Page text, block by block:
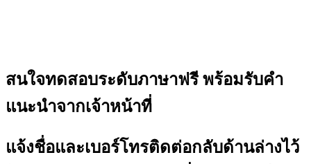
สนใจทดสอบระดับภาษาฟรี พร้อมรับคำ
แนะนำจากเจ้าหน้าที่
แจ้งชื่อและเบอร์โทรติดต่อกลับด้านล่างไว้